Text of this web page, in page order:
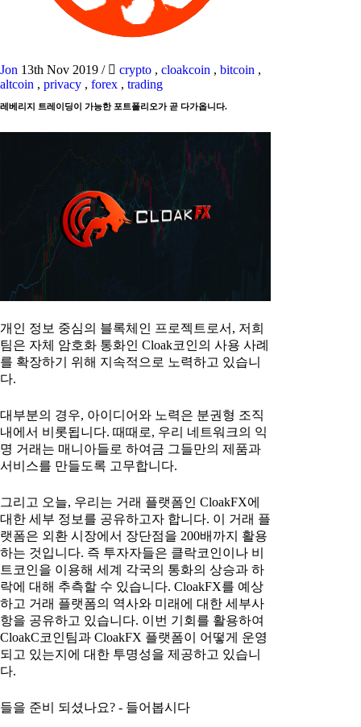
Jon 13th Nov 2019 / crypto , cloakcoin , bitcoin ,
altcoin , privacy , forex , trading
레베리지 트레이딩이 가능한 포트폴리오가 곧 다가옵니다.
개인 정보 중심의 블록체인 프로젝트로서, 저희
팀은 자체 암호화 통화인 Cloak코인의 사용 사례
를 확장하기 위해 지속적으로 노력하고 있습니
다.
대부분의 경우, 아이디어와 노력은 분권형 조직
내에서 비롯됩니다. 때때로, 우리 네트워크의 익
명 거래는 매니아들로 하여금 그들만의 제품과
서비스를 만들도록 고무합니다.
그리고 오늘, 우리는 거래 플랫폼인 CloakFX에
대한 세부 정보를 공유하고자 합니다. 이 거래 플
랫폼은 외환 시장에서 장단점을 200배까지 활용
하는 것입니다. 즉 투자자들은 클락코인이나 비
트코인을 이용해 세계 각국의 통화의 상승과 하
락에 대해 추측할 수 있습니다. CloakFX를 예상
하고 거래 플랫폼의 역사와 미래에 대한 세부사
항을 공유하고 있습니다. 이번 기회를 활용하여
CloakC코인팀과 CloakFX 플랫폼이 어떻게 운영
되고 있는지에 대한 투명성을 제공하고 있습니
다.
들을 준비 되셨나요? - 들어봅시다